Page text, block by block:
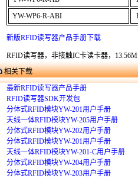
YW-WP6-R-ABI
新版RFID读写器产品手册下载
RFID读写器，非接触IC卡读卡器，
相关下载
最新RFID读写器产品手册
RFID读写器SDK开发包
分体式RFID模块YW-201用户手册
天线一体RFID模块YW-205用户手册
分体式RFID模块YW-202用户手册
分体式RFID模块YW-201用户手册
天线一体RFID模块YW-201-C用户手册
分体式RFID模块YW-204用户手册
分体式RFID模块YW-203用户手册